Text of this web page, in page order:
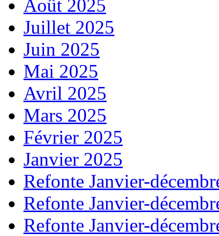
Août 2025
Juillet 2025
Juin 2025
Mai 2025
Avril 2025
Mars 2025
Février 2025
Janvier 2025
Refonte Janvier-
Refonte Janvier-
Refonte Janvier-